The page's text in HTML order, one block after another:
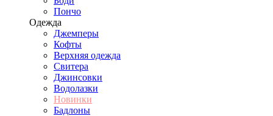
Пончо
Одежда
Джемперы
Кофты
Верхняя одежда
Свитера
Джинсовки
Водолазки
Новинки
Бадлоны